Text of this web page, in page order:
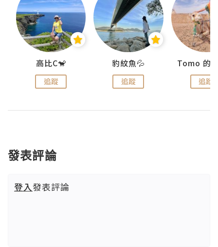
高比C🐒
追蹤
豹紋魚💦
追蹤 追蹤
發表評論
登入發表評論